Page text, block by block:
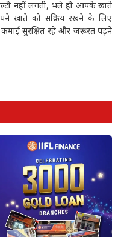
नहीं लगती, भले ही आपके खाते
खाते को सक्रिय रखने के लिए
कमाई सुरक्षित रहे और जरूरत पड़ने